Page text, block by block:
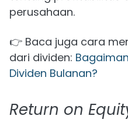
perusahaan.
👉 Baca juga cara
dari dividen:
Dividen Bulanan?
Return on